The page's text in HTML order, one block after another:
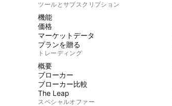
ツールとサブスクリプション
機能
価格
マーケットデータ
プランを贈る
トレーディング
概要
ブローカー
ブローカー比較
The Leap
スペシャルオファー